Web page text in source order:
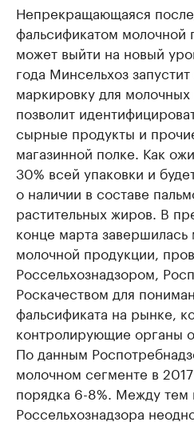
Непрекращающаяся
фальсификатом молочной
может выйти на новый
года Минсельхоз
маркировку для молочных
позволит
сырные продукты и
магазинной полке. Как
30% всей упаковки и
о наличии в составе
растительных жиров. В
конце марта
молочной продукции,
Россельхознадзором,
Роскачеством для
фальсификата на рынке,
контролирующие органы
По данным
молочном сегменте в
порядка 6-8%. Между тем
Россельхознадзора